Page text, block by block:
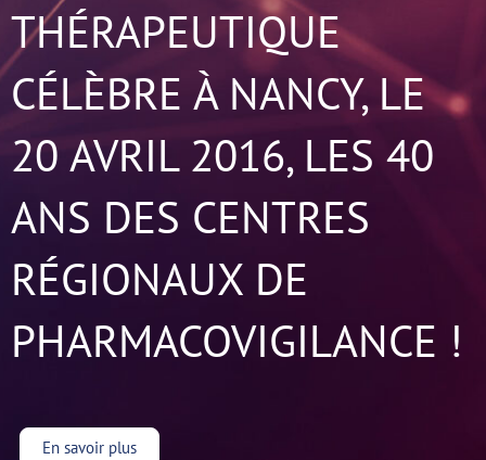
THÉRAPEUTIQUE
CÉLÈBRE À NANCY, LE
20 AVRIL 2016, LES 40
ANS DES CENTRES
RÉGIONAUX DE
PHARMACOVIGILANCE !
En savoir plus